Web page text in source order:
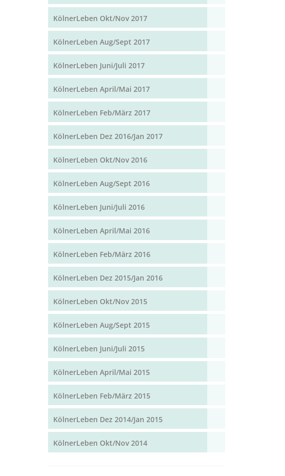
KölnerLeben Okt/Nov 2017
KölnerLeben Aug/Sept 2017
KölnerLeben Juni/Juli 2017
KölnerLeben April/Mai 2017
KölnerLeben Feb/März 2017
KölnerLeben Dez 2016/Jan 2017
KölnerLeben Okt/Nov 2016
KölnerLeben Aug/Sept 2016
KölnerLeben Juni/Juli 2016
KölnerLeben April/Mai 2016
KölnerLeben Feb/März 2016
KölnerLeben Dez 2015/Jan 2016
KölnerLeben Okt/Nov 2015
KölnerLeben Aug/Sept 2015
KölnerLeben Juni/Juli 2015
KölnerLeben April/Mai 2015
KölnerLeben Feb/März 2015
KölnerLeben Dez 2014/Jan 2015
KölnerLeben Okt/Nov 2014